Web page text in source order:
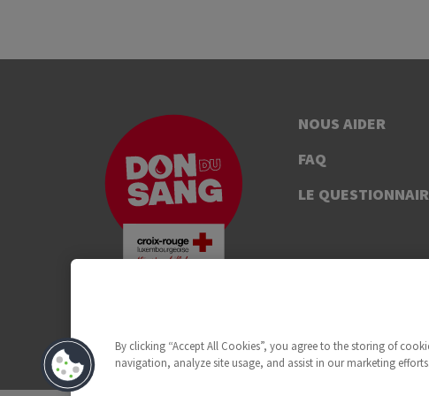
NOUS AIDER
FAQ
LE
By clicking “Accept All Cookies”, you agree to the storing of
navigation, analyze site usage, and assist in our marketing efforts.